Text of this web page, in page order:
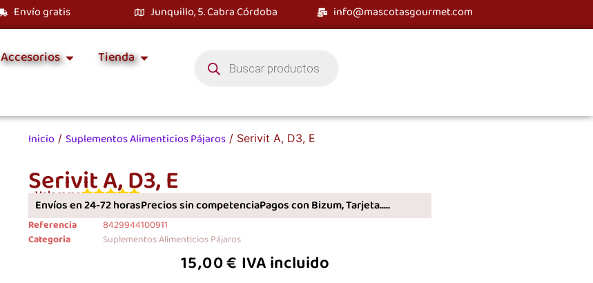
Envío gratis Junquillo, 5. Cabra Córdoba info@mascotasgourmet.com
Accesorios
Tienda
Inicio / Suplementos Alimenticios Pájaros / Serivit A, D3, E
Serivit A, D3, E
Valorame
Envíos en 24-72 horasPrecios sin competenciaPagos con Bizum, Tarjeta.....
Referencia
8429944100911
Categoria
Suplementos Alimenticios Pájaros
15,00€ IVA incluido